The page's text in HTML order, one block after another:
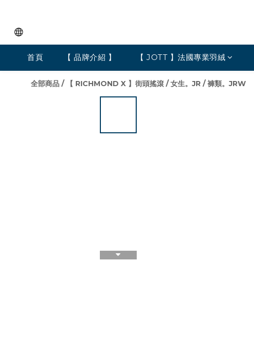
首頁 【 品牌介紹 】 【 JOTT 】法國專業羽絨
全部商品 / 【 RICHMOND X 】街頭搖滾 /女生。JR /褲類。JRW